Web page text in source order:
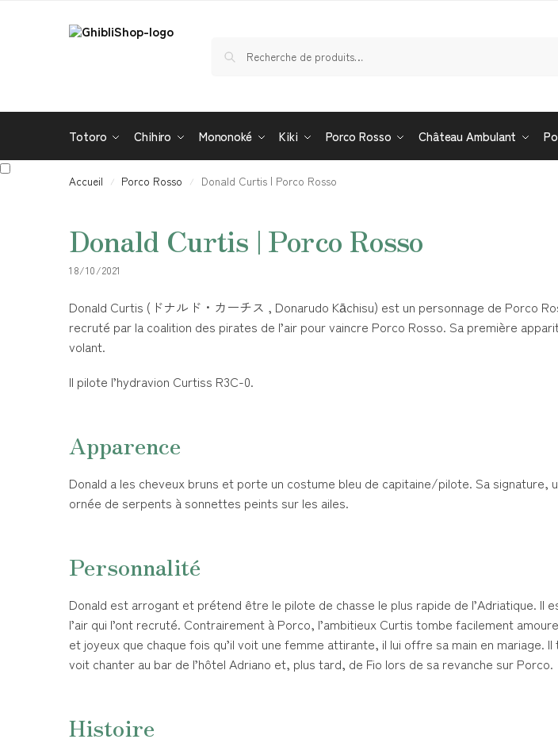
Totoro Chihiro Mononoké Kiki Porco Rosso Château Ambulant
Accueil / Porco Rosso / Donald Curtis | Porco Rosso
Donald Curtis | Porco Rosso
18/10/2021
Donald Curtis (ドナルド・カーチス , Donarudo Kāchisu) est un personnage de Porco
recruté par la coalition des pirates de l’air pour vaincre Porco Rosso. Sa première
volant.
Il pilote l’hydravion Curtiss R3C-0.
Apparence
Donald a les cheveux bruns et porte un costume bleu de capitaine/pilote. Sa signature,
ornée de serpents à sonnettes peints sur les ailes.
Personnalité
Donald est arrogant et prétend être le pilote de chasse le plus rapide de l’Adriatique. Il
l’air qui l’ont recruté. Contrairement à Porco, l’ambitieux Curtis tombe facilement
et joyeux que chaque fois qu’il voit une femme attirante, il lui offre sa main en mariage. Il
voit chanter au bar de l’hôtel Adriano et, plus tard, de Fio lors de sa revanche sur Porco.
Histoire